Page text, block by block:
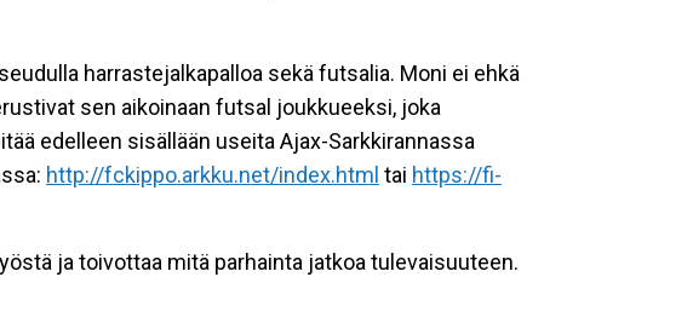
harrastejalkapalloa sekä futsalia. Moni ei ehkä
sen aikoinaan futsal joukkueeksi, joka
edelleen sisällään useita Ajax-Sarkkirannassa
http://fckippo.arkku.net/index.html tai https://fi-
ja toivottaa mitä parhainta jatkoa tulevaisuuteen.